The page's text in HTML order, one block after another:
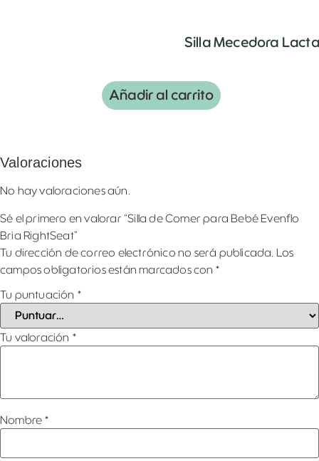
Silla Mecedora
Añadir al carrito
Valoraciones
No hay valoraciones aún.
Sé el primero en valorar “Silla de Comer para Bebé Evenflo
Bria RightSeat”
Tu dirección de correo electrónico no será publicada.
Los
campos obligatorios están marcados con *
Tu puntuación *
Tu valoración *
Nombre*